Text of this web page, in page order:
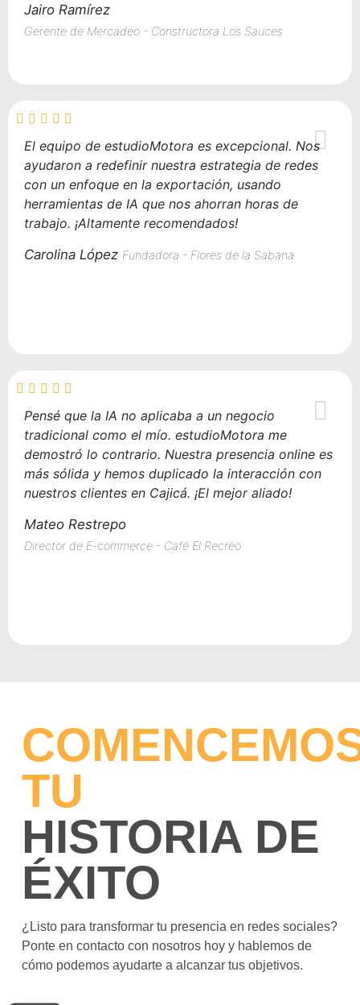
Jairo Ramírez
Gerente de Mercadeo - Constructora Los Sauces
El equipo de estudioMotora es excepcional. Nos
ayudaron a redefinir nuestra estrategia de redes
con un enfoque en la exportación, usando
herramientas de IA que nos ahorran horas de
trabajo. ¡Altamente recomendados!
Carolina López Fundadora - Flores de la Sabana
Pensé que la IA no aplicaba a un negocio
tradicional como el mío. estudioMotora me
demostró lo contrario. Nuestra presencia online es
más sólida y hemos duplicado la interacción con
nuestros clientes en Cajicá. ¡El mejor aliado!
Mateo Restrepo
Director de E-commerce - Café El Recreo
TU
HISTORIA DE
ÉXITO
¿Listo para transformar tu presencia en redes sociales?
Ponte en contacto con nosotros hoy y hablemos de
cómo podemos ayudarte a alcanzar tus objetivos.